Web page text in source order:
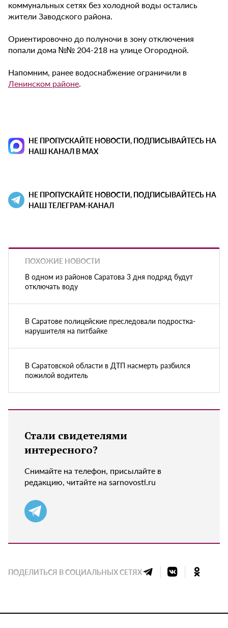
коммунальных сетях без холодной воды остались
жители Заводского района.
Ориентировочно до полуночи в зону отключения
попали дома №№ 204-218 на улице Огородной.
Напомним, ранее водоснабжение ограничили в
Ленинском районе.
НЕ ПРОПУСКАЙТЕ НОВОСТИ, ПОДПИСЫВАЙТЕСЬ НА
НАШ КАНАЛ В MAX
НЕ ПРОПУСКАЙТЕ НОВОСТИ, ПОДПИСЫВАЙТЕСЬ НА
НАШ ТЕЛЕГРАМ-КАНАЛ
ПОХОЖИЕ НОВОСТИ
В одном из районов Саратова 3 дня подряд будут
отключать воду
В Саратове полицейские преследовали подростка-
нарушителя на питбайке
В Саратовской области в ДТП насмерть разбился
пожилой водитель
Стали свидетелями
интересного?
Снимайте на телефон, присылайте в
редакцию, читайте на sarnovosti.ru
ПОДЕЛИТЬСЯ В СОЦИАЛЬНЫХ СЕТЯХ